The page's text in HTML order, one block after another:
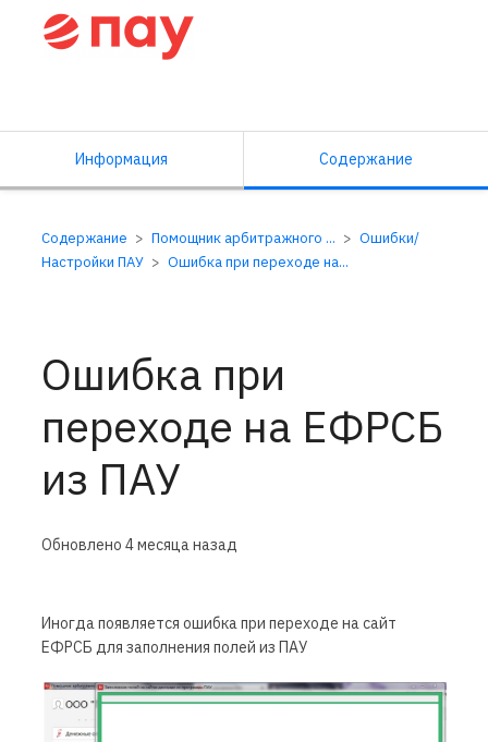
Информация Содержание
Содержание Помощник арбитражного ...
Ошибки/
Настройки ПАУ
Ошибка при переходе на...
Ошибка при
переходе на ЕФРСБ
из ПАУ
Обновлено 4 месяца назад
Иногда появляется ошибка при переходе на сайт
ЕФРСБ для заполнения полей из ПАУ